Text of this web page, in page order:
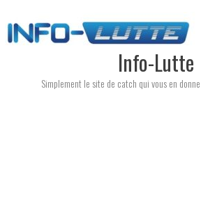
to
content
Info-Lutte
Simplement le site de catch qui vous en